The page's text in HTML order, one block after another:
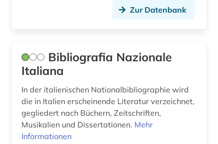
lagerstättenkunde (2)
langspielplatte (1)
lateinamerika (6)
lausanne (1)
Zur Datenbank
Bibliografia Nazionale
Italiana
In der italienischen Nationalbibliographie wird
die in Italien erscheinende Literatur verzeichnet,
gegliedert nach Büchern, Zeitschriften,
Musikalien und Dissertationen. Mehr
Informationen